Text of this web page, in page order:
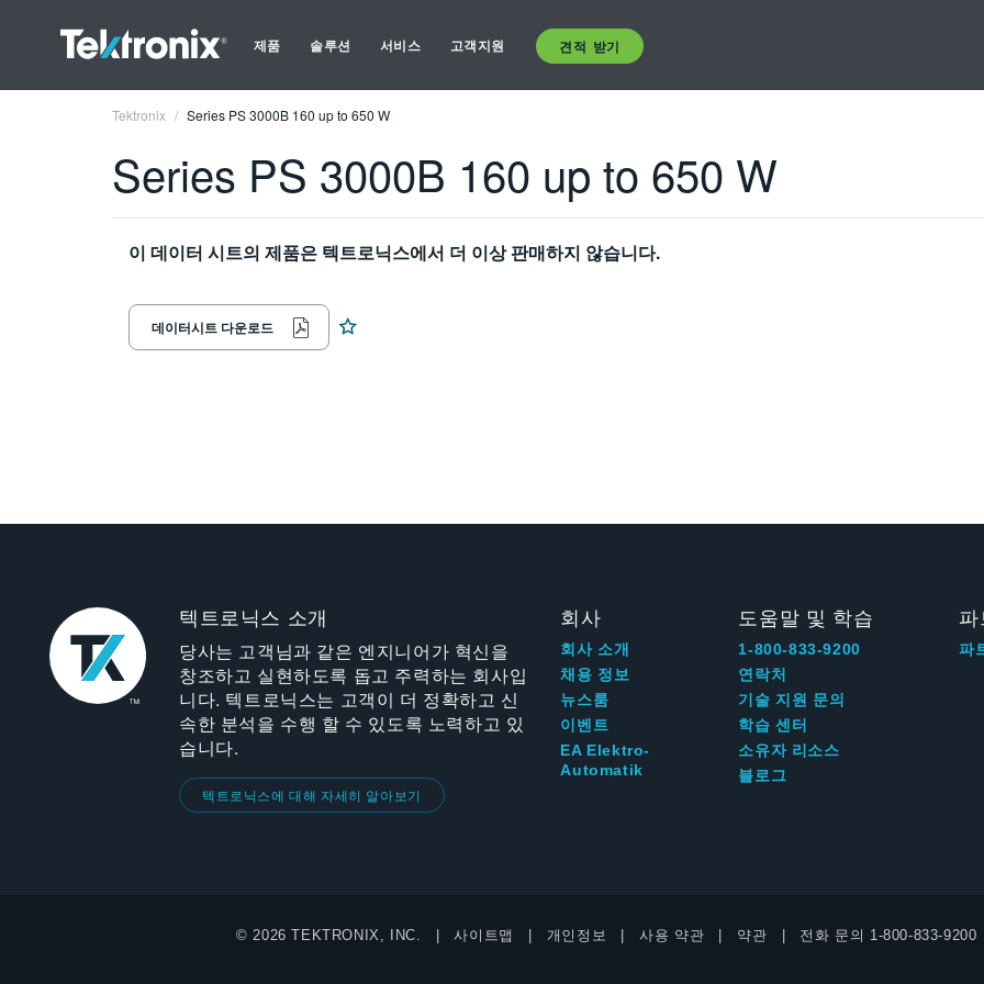
제품 솔루션 서비스 고객지원 견적 받기
Tektronix Series PS 3000B 160 up to 650 W
Series PS 3000B 160 up to 650 W
이 데이터 시트의 제품은 텍트로닉스에서 더 이상 판매하지 않습니다.
데이터시트 다운로드
텍트로닉스 소개
당사는 고객님과 같은 엔지니어가 혁신을
창조하고 실현하도록 돕고 주력하는 회사입
니다. 텍트로닉스는 고객이 더 정확하고 신
속한 분석을 수행 할 수 있도록 노력하고 있
습니다.
텍트로닉스에 대해 자세히 알아보기
회사
회사 소개
채용 정보
뉴스룸
이벤트
EA Elektro-
Automatik
도움말 및 학습
1-800-833-9200
연락처
기술 지원 문의
학습 센터
소유자 리소스
블로그
파
파
© 2026 TEKTRONIX, INC. 사이트맵 개인정보 사용 약관 약관 전화 문의 1-800-833-9200